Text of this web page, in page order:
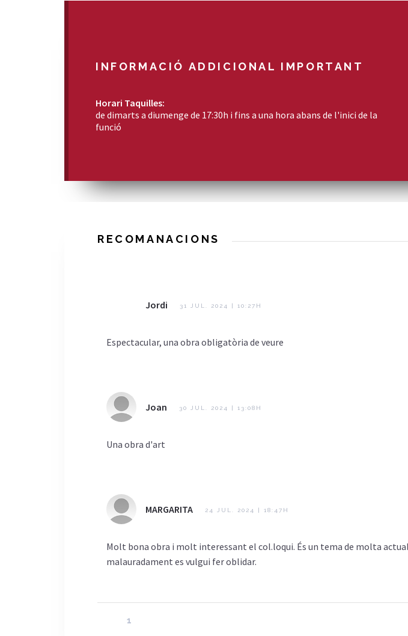
INFORMACIÓ ADDICIONAL IMPORTANT
Horari Taquilles:
de dimarts a diumenge de 17:30h i fins a una hora abans de l'inici de la
funció
RECOMANACIONS
Jordi 31 JUL. 2024 | 10:27H
Espectacular, una obra obligatòria de veure
Joan 30 JUL. 2024 | 13:08H
Una obra d'art
MARGARITA 24 JUL. 2024 | 18:47H
Molt bona obra i molt interessant el col.loqui. És un tema de molta
malauradament es vulgui fer oblidar.
1